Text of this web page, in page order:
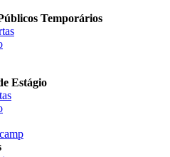
Temporários
Estágio